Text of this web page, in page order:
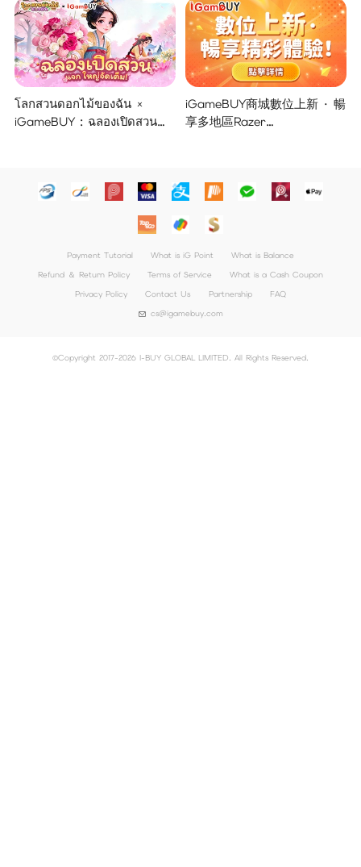
โลกสวนดอกไม้ของฉัน ×
iGameBUY : ฉลองเปิดสวน
iGameBUY商城數位上新 · 暢
享多地區Razer
Payment Tutorial What is iG Point
What is Balance
Refund ＆ Return Policy
Terms of Service
What is a Cash Coupon
Privacy Policy
Contact Us Partnership
FAQ
cs@igamebuy.com
©Copyright 2017-2026 I-BUY GLOBAL LIMITED. All Rights Reserved.